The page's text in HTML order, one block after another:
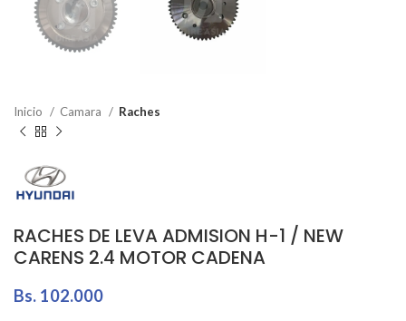
Inicio Camara Raches
RACHES DE LEVA ADMISION H-1 / NEW
CARENS 2.4 MOTOR CADENA
Bs. 102.000